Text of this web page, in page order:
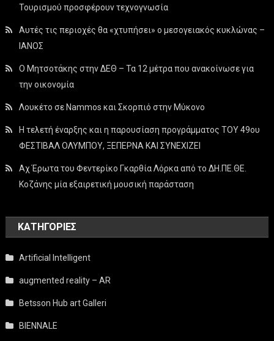
Τουρισμού προσφέρουν τεχνογνωσία
Αυτές τις περιοχές θα «χτυπήσει» ο μεσογειακός κυκλώνας –
ΙΑΝΟΣ
Ο Μητσοτάκης στην ΔΕΘ – Τα 12 μέτρα που ανακοίνωσε για
την οικονομία
Λουκέτο σε Nammos και Σκορπιό στην Μύκονο
Η τελετή έναρξης και η παρουσίαση προγράμματος ΤΟΥ 49ου
ΦΕΣΤΙΒΑΛ ΟΛΥΜΠΟΥ, ΞΕΠΕΡΝΑ ΚΑΙ ΣΥΝΕΧΙΖΕΙ
Αχ Έρωτα του Φεντερίκο Γκαρθία Λόρκα από το ΔΗ.ΠΕ.ΘΕ.
Κοζάνης μία εξαιρετική μουσική παράσταση
KΑΤΗΓΟΡΊΕΣ
Artificial Intelligent
augmented reality – AR
Betsson Hub art Galleri
BIENNALE